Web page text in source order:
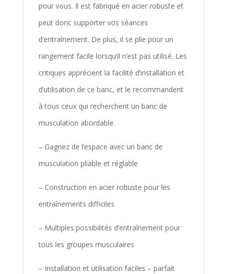
pour vous. Il est fabriqué en acier robuste et
peut donc supporter vos séances
d’entraînement. De plus, il se plie pour un
rangement facile lorsqu’il n’est pas utilisé. Les
critiques apprécient la facilité d’installation et
d’utilisation de ce banc, et le recommandent
à tous ceux qui recherchent un banc de
musculation abordable.
– Gagnez de l’espace avec un banc de
musculation pliable et réglable
– Construction en acier robuste pour les
entraînements difficiles
– Multiples possibilités d’entraînement pour
tous les groupes musculaires
– Installation et utilisation faciles – parfait